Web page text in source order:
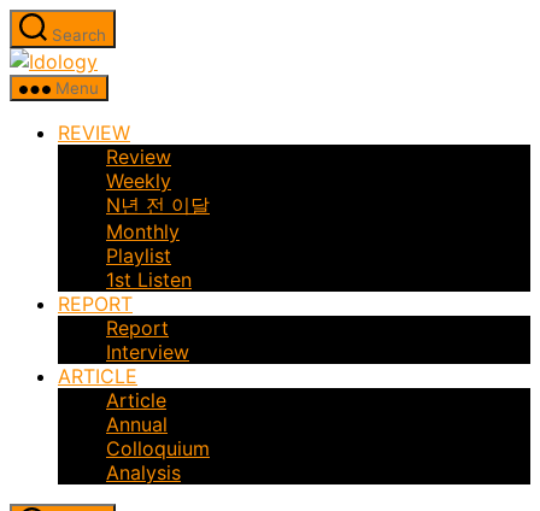
Skip
to
the
content
Search
Idology
Menu
REVIEW
Review
Weekly
N년 전 이달
Monthly
Playlist
1st Listen
REPORT
Report
Interview
ARTICLE
Article
Annual
Colloquium
Analysis